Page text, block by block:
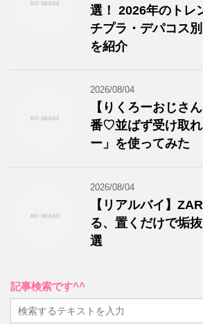
選！ 2026年のトレ
チプラ・デパコス
を紹介
2026/08/04
【りくろーおじさ
番♡並ばず受け取
ー」を使ってみた
2026/08/04
【リアルバイ】
る、置くだけで垢
選
記事検索です^^